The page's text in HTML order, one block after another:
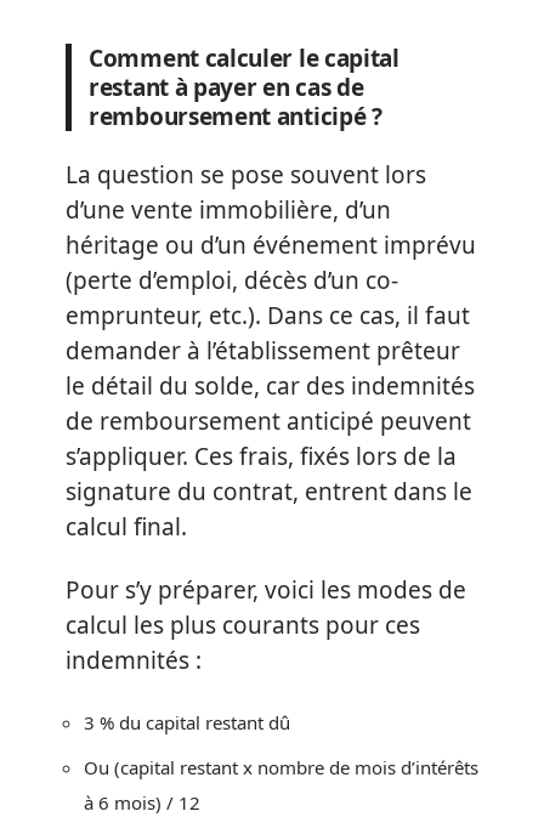
Comment calculer le capital
restant à payer en cas de
remboursement anticipé ?
La question se pose souvent lors
d’une vente immobilière, d’un
héritage ou d’un événement imprévu
(perte d’emploi, décès d’un co-
emprunteur, etc.). Dans ce cas, il faut
demander à l’établissement prêteur
le détail du solde, car des indemnités
de remboursement anticipé peuvent
s’appliquer. Ces frais, fixés lors de la
signature du contrat, entrent dans le
calcul final.
Pour s’y préparer, voici les modes de
calcul les plus courants pour ces
indemnités :
3 % du capital restant dû
Ou (capital restant x nombre de mois d’intérêts
à 6 mois) / 12